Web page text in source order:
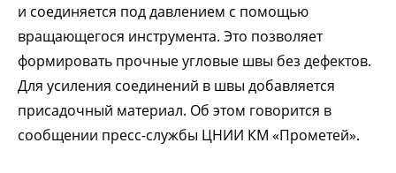
и соединяется под давлением с помощью
вращающегося инструмента. Это позволяет
формировать прочные угловые швы без дефектов.
Для усиления соединений в швы добавляется
присадочный материал. Об этом говорится в
сообщении пресс-службы ЦНИИ КМ «Прометей».